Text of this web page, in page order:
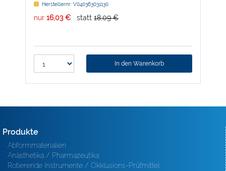
Herstellernr: V040363031130
nur 16,03 € statt 18,09 €
In den Warenkorb
Produkte
Abformmaterialien
Anästhetika / Pharmazeutika
Rotierende Instrumente / Okklusions-Prüfmittel